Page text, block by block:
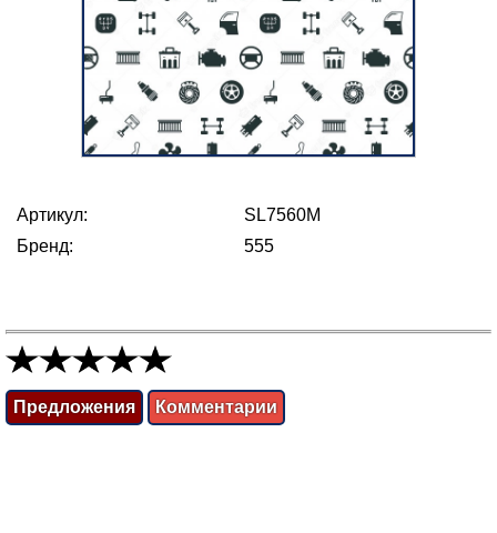
Артикул:
SL7560M
Бренд:
555
Предложения Комментарии